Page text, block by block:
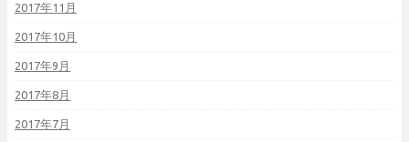
2017年11月
2017年10月
2017年9月
2017年8月
2017年7月